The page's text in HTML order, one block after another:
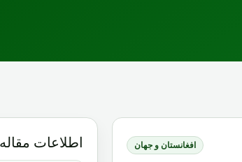
افغانستان و جهان اطلاعات مقاله